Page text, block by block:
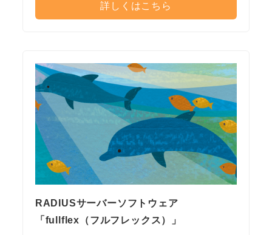
詳しくはこちら
RADIUSサーバーソフトウェア
「fullflex（フルフレックス）」